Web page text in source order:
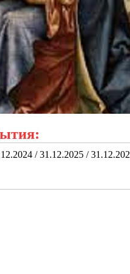
/ 31.12.2025 /